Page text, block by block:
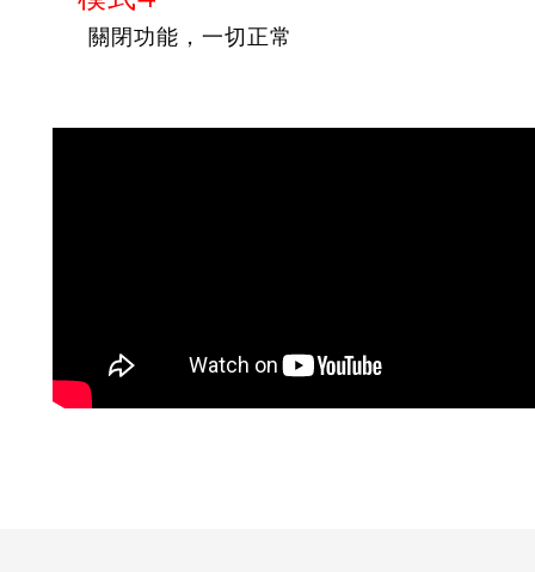
關閉功能，一切正常